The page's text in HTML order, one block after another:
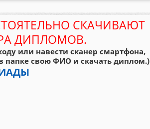
СКАЧИВАЮТ
ДИПЛОМОВ.
или навести сканер смартфона,
папке свою ФИО и скачать диплом.)